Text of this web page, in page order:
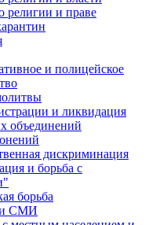
религии и праве
и полицейское
и ликвидация
объединений
дискриминация
и борьба с
борьба
и СМИ